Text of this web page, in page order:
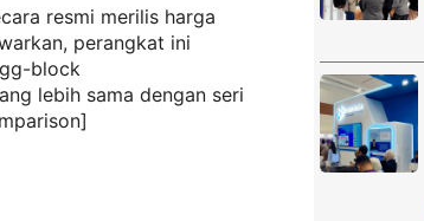
resmi merilis harga
perangkat ini
block
lebih sama dengan seri